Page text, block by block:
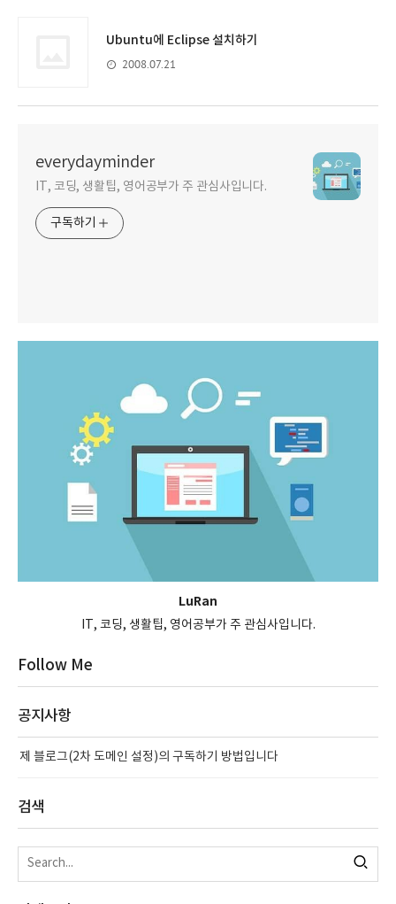
Ubuntu에 Eclipse 설치하기
2008.07.21
everydayminder
IT, 코딩, 생활팁, 영어공부가 주 관심사입니다.
구독하기
LuRan
IT, 코딩, 생활팁, 영어공부가 주 관심사입니다.
Follow Me
공지사항
제 블로그(2차 도메인 설정)의 구독하기 방법입니다
검색